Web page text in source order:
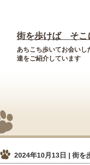
街を歩けば そこ
あちこち歩いてお会いし
達をご紹介しています
2024年10月13日 | 街を